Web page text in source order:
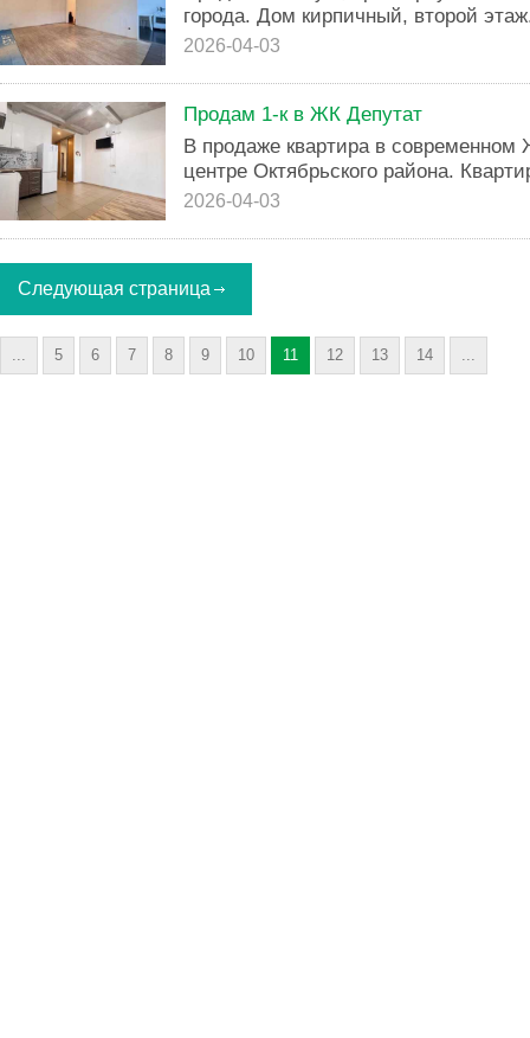
города. Дом кирпичный, второй
2026-04-03
Продам 1-к в ЖК Депутат
В продаже квартира в
центре Октябрьского района.
2026-04-03
Следующая страница
... 5 6 7 8 9 10 11 12 13 14 ...